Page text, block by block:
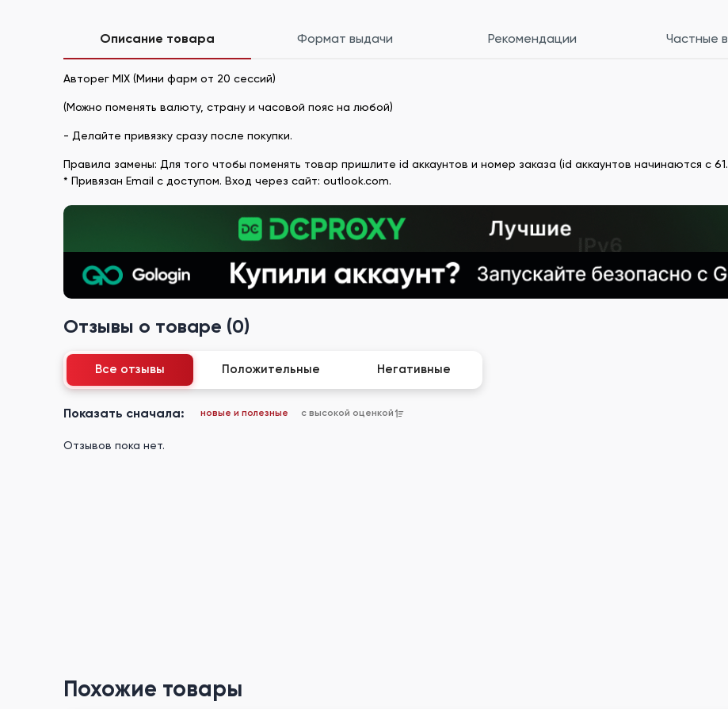
Описание товара Формат выдачи Рекомендации Частные
Авторег MIX (Мини фарм от 20 сессий)
(Можно поменять валюту, страну и часовой пояс на любой)
- Делайте привязку сразу после покупки.
Правила замены: Для того чтобы поменять товар пришлите id аккаунтов и номер заказа (id аккаунтов начинаются с
* Привязан Email с доступом. Вход через сайт: outlook.com.
Отзывы о товаре (0)
Все отзывы Положительные Негативные
Показать сначала: новые и полезные с высокой оценкой
Отзывов пока нет.
Похожие товары